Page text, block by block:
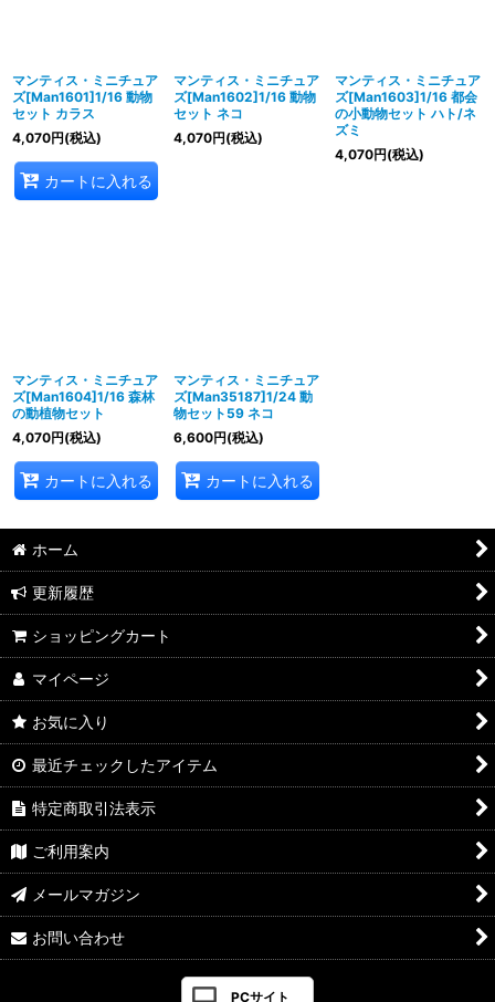
マンティス・ミニチュア
ズ[Man1601]1/16 動物
セット カラス
4,070円(税込)
カートに入れる
マンティス・ミニチュア
ズ[Man1602]1/16 動物
セット ネコ
4,070円(税込)
マンティス・ミニチュア
ズ[Man1603]1/16 都会
の小動物セット ハト/ネ
ズミ
4,070円(税込)
マンティス・ミニチュア
ズ[Man1604]1/16 森林
の動植物セット
4,070円(税込)
カートに入れる
マンティス・ミニチュア
ズ[Man35187]1/24 動
物セット59 ネコ
6,600円(税込)
カートに入れる
ホーム
更新履歴
ショッピングカート
マイページ
お気に入り
最近チェックしたアイテム
特定商取引法表示
ご利用案内
メールマガジン
お問い合わせ
PCサイト